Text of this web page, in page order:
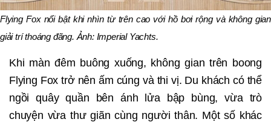
Flying Fox nổi bật khi nhìn từ trên cao với hồ bơi rộng và không gian
giải trí thoáng đãng. Ảnh: Imperial Yachts.
Khi màn đêm buông xuống, không gian trên boong
Flying Fox trở nên ấm cúng và thi vị. Du khách có thể
ngồi quây quần bên ánh lửa bập bùng, vừa trò
chuyện vừa thư giãn cùng người thân. Một số khác